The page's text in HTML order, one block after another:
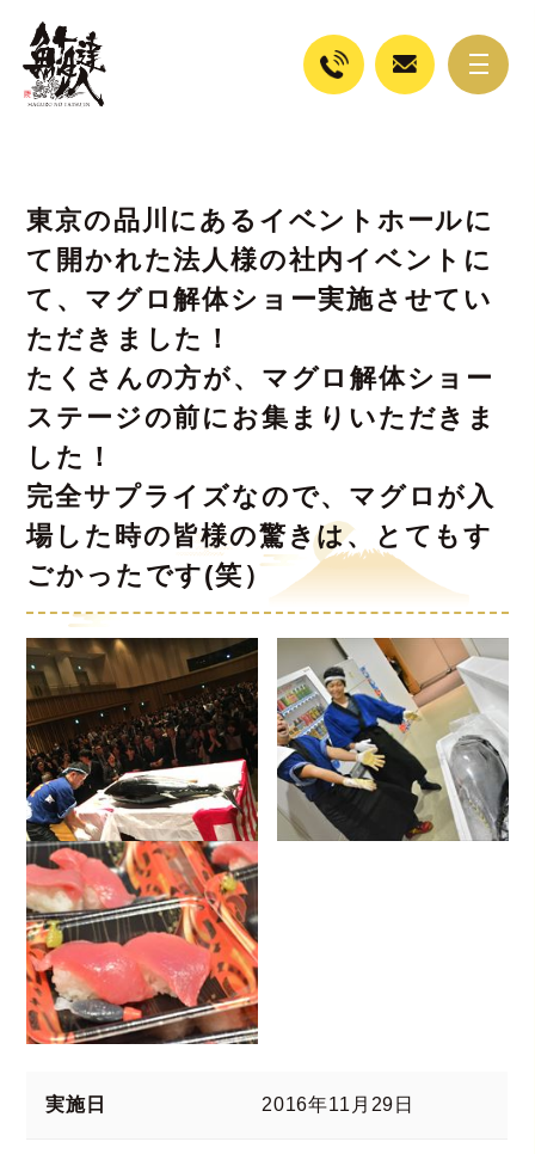
東京の品川にあるイベントホールに
て開かれた法人様の社内イベントに
て、マグロ解体ショー実施させてい
ただきました！
たくさんの方が、マグロ解体ショー
ステージの前にお集まりいただきま
した！
完全サプライズなので、マグロが入
場した時の皆様の驚きは、とてもす
ごかったです(笑）
実施日 2016年11月29日